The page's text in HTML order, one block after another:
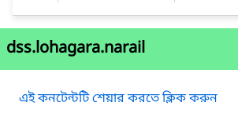
dss.lohagara.narail
এই কনটেন্টটি শেয়ার করতে ক্লিক করুন